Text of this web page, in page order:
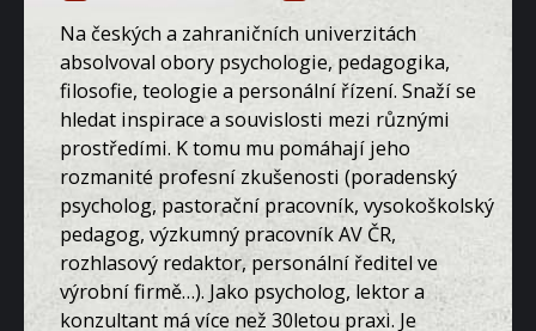
Na českých a zahraničních univerzitách
absolvoval obory psychologie, pedagogika,
filosofie, teologie a personální řízení. Snaží se
hledat inspirace a souvislosti mezi různými
prostředími. K tomu mu pomáhají jeho
rozmanité profesní zkušenosti (poradenský
psycholog, pastorační pracovník, vysokoškolský
pedagog, výzkumný pracovník AV ČR,
rozhlasový redaktor, personální ředitel ve
výrobní firmě…). Jako psycholog, lektor a
konzultant má více než 30letou praxi. Je